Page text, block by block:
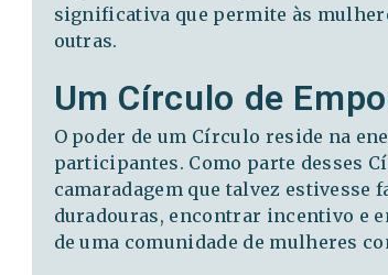
significativa que permite às
outras.
Um Círculo de
O poder de um Círculo reside na
participantes. Como parte desses
camaradagem que talvez estivesse
duradouras, encontrar incentivo e
de uma comunidade de mulheres